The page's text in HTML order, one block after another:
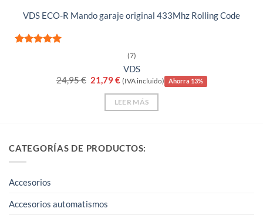
VDS ECO-R Mando garaje original 433Mhz Rolling Code
(7)
VDS
24,95€ El
original
21,79€El
actual
es:
(IVA incluido) Ahorra 13%
LEER MÁS
CATEGORÍAS DE PRODUCTOS:
Accesorios
Accesorios automatismos